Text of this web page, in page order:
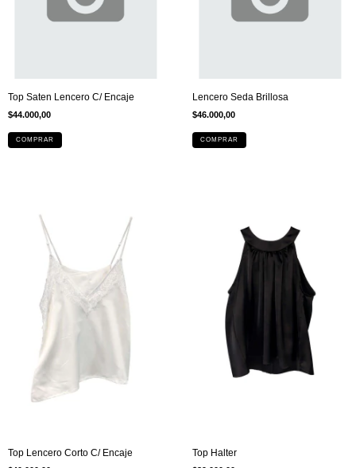
Top Saten Lencero C/ Encaje
$44.000,00
COMPRAR
Lencero Seda Brillosa
$46.000,00
COMPRAR
Top Lencero Corto C/ Encaje Top Halter